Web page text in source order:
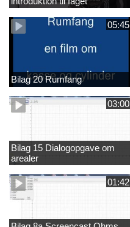
05:45
Bilag 20 Rumfang
03:00
Bilag 15 Dialogopgave om
arealer
01:42